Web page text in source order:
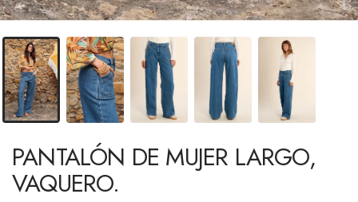
PANTALÓN DE MUJER LARGO,
VAQUERO.